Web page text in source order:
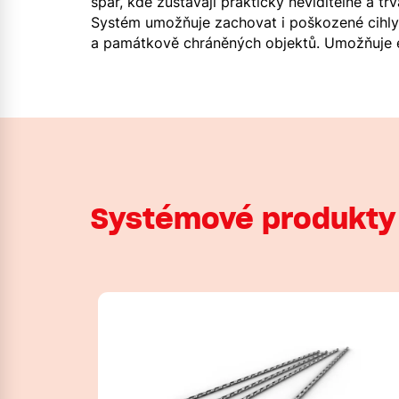
Systém umožňuje zachovat i poškozené
a památkově chráněných objektů.
Systémové